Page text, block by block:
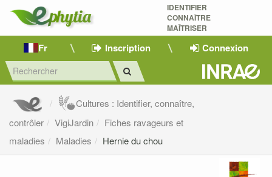
IDENTIFIER
CONNAÎTRE
MAÎTRISER
Fr Inscription Connexion
Cultures : Identifier, connaître,
contrôler
VigiJardin
Fiches ravageurs et
maladies
Maladies Hernie du chou